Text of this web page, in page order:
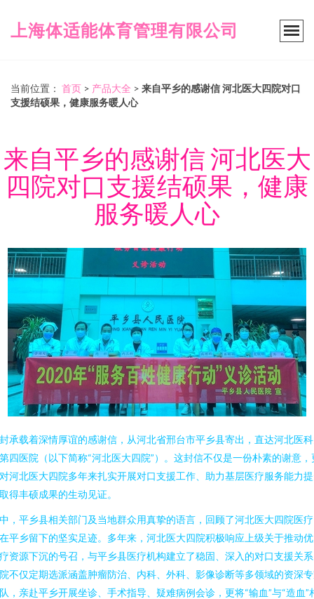
上海体适能体育管理有限公司
当前位置： 首页 > 产品大全 > 来自平乡的感谢信 河北医大四院对口
支援结硕果，健康服务暖人心
来自平乡的感谢信 河北医大
四院对口支援结硕果，健康
服务暖人心
承载着深情厚谊的感谢信，从河北省邢台市平乡县寄出，直达河北医
四医院（以下简称“河北医大四院”）。这封信不仅是一份朴素的谢意，
河北医大四院多年来扎实开展对口支援工作、助力基层医疗服务能力
得丰硕成果的生动见证。
，平乡县相关部门及当地群众用真挚的语言，回顾了河北医大四院医
平乡留下的坚实足迹。多年来，河北医大四院积极响应上级关于推动
资源下沉的号召，与平乡县医疗机构建立了稳固、深入的对口支援关
不仅定期选派涵盖肿瘤防治、内科、外科、影像诊断等多领域的资深
，亲赴平乡开展坐诊、手术指导、疑难病例会诊，更将“输血”与“造血”